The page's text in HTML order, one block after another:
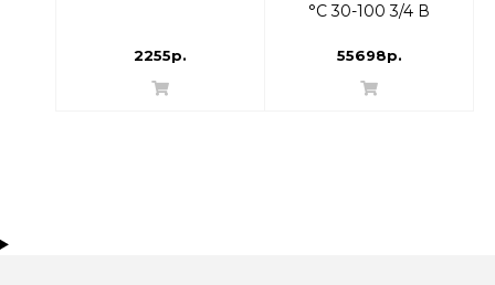
2255р.
°С 30-100 3/4 В
55698р.